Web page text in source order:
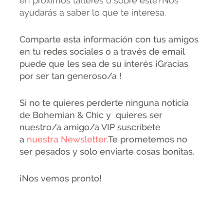
ayudarás a saber lo que te interesa.
Comparte esta información con tus amigos
en tu redes sociales o a través de email
puede que les sea de su interés ¡Gracias
por ser tan generoso/a !
Si no te quieres perderte ninguna noticia
de Bohemian & Chic y quieres ser
nuestro/a amigo/a VIP suscríbete
a nuestra Newsletter.Te prometemos no
ser pesados y solo enviarte cosas bonitas.
¡Nos vemos pronto!